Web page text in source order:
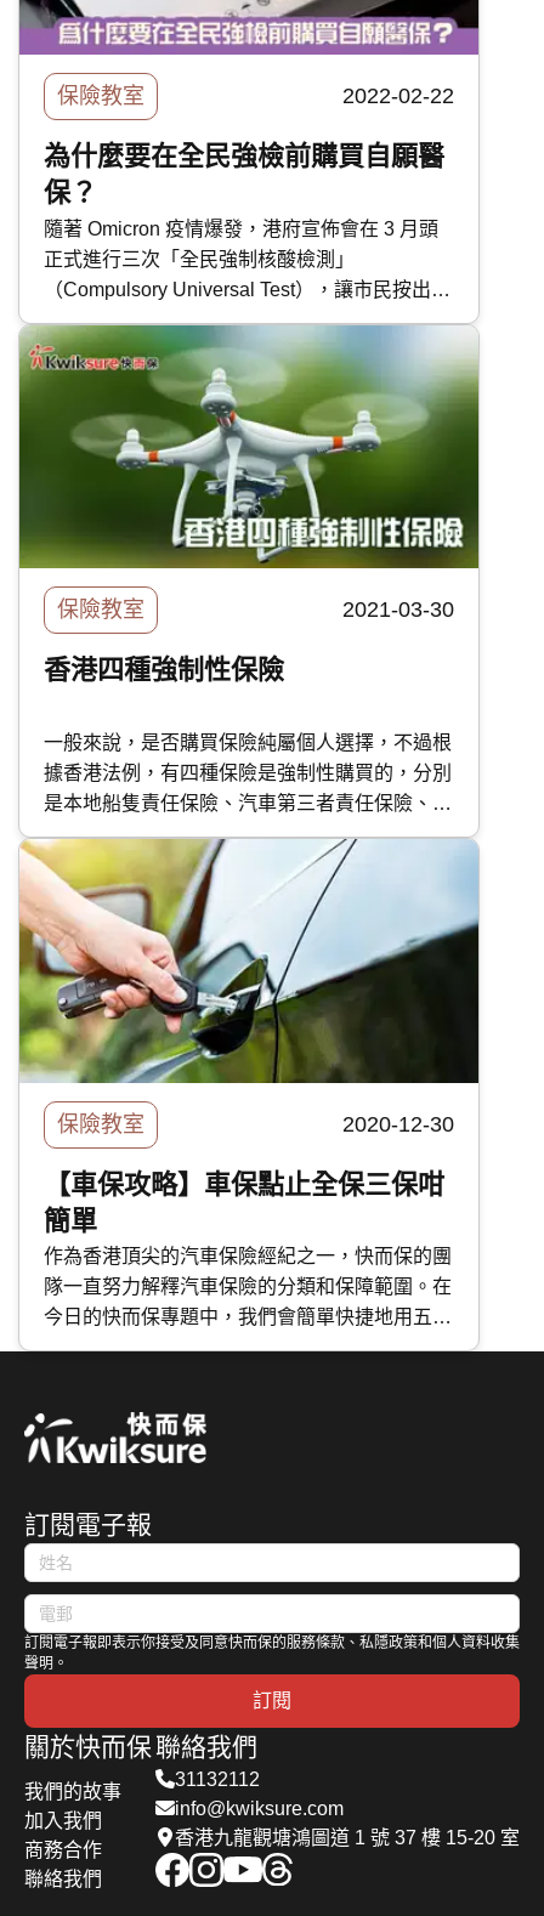
保險教室 2022-02-22
為什麼要在全民強檢前購買自願醫
保？
隨著 Omicron 疫情爆發，港府宣佈會在 3 月頭
正式進行三次「全民強制核酸檢測」
（Compulsory Universal Test），讓市民按出生
日期預約檢測。而且檢測具法律效力，設有處罰
機制。今天，快而保的專家會大家解釋為什麼建
議未購買自願醫保的各位盡快趕在全民強檢前購
保險教室 2021-03-30
香港四種強制性保險
一般來說，是否購買保險純屬個人選擇，不過根
據香港法例，有四種保險是強制性購買的，分別
是本地船隻責任保險、汽車第三者責任保險、大
廈法團保險和僱員賠償保險。今天的快而保專
題，我們會簡介這四種保險的保障範圍。
保險教室 2020-12-30
【車保攻略】車保點止全保三保咁
簡單
作為香港頂尖的汽車保險經紀之一，快而保的團
隊一直努力解釋汽車保險的分類和保障範圍。在
今日的快而保專題中，我們會簡單快捷地用五分
鐘時間概述香港車主在汽車保險上有甚麼選擇。
訂閱電子報
訂閱電子報即表示你接受及同意快而保的服務條款、私隱政策和個人資料收集
聲明。
訂閱
關於快而保
我們的故事
加入我們
商務合作
聯絡我們
聯絡我們
31132112
info@kwiksure.com
香港九龍觀塘鴻圖道 1 號 37 樓 15-20 室